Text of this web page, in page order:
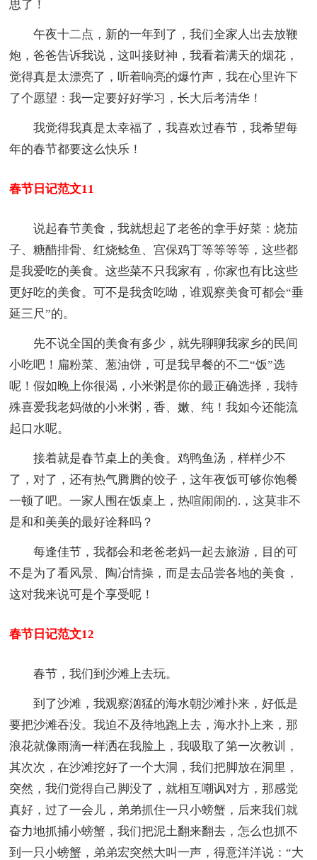
思了！
午夜十二点，新的一年到了，我们全家人出去放鞭
炮，爸爸告诉我说，这叫接财神，我看着满天的烟花，
觉得真是太漂亮了，听着响亮的爆竹声，我在心里许下
了个愿望：我一定要好好学习，长大后考清华！
我觉得我真是太幸福了，我喜欢过春节，我希望每
年的春节都要这么快乐！
春节日记范文11
说起春节美食，我就想起了老爸的拿手好菜：烧茄
子、糖醋排骨、红烧鲶鱼、宫保鸡丁等等等等，这些都
是我爱吃的美食。这些菜不只我家有，你家也有比这些
更好吃的美食。可不是我贪吃呦，谁观察美食可都会“垂
延三尺”的。
先不说全国的美食有多少，就先聊聊我家乡的民间
小吃吧！扁粉菜、葱油饼，可是我早餐的不二“饭”选
呢！假如晚上你很渴，小米粥是你的最正确选择，我特
殊喜爱我老妈做的小米粥，香、嫩、纯！我如今还能流
起口水呢。
接着就是春节桌上的美食。鸡鸭鱼汤，样样少不
了，对了，还有热气腾腾的饺子，这年夜饭可够你饱餐
一顿了吧。一家人围在饭桌上，热喧闹闹的.，这莫非不
是和和美美的最好诠释吗？
每逢佳节，我都会和老爸老妈一起去旅游，目的可
不是为了看风景、陶冶情操，而是去品尝各地的美食，
这对我来说可是个享受呢！
春节日记范文12
春节，我们到沙滩上去玩。
到了沙滩，我观察汹猛的海水朝沙滩扑来，好低是
要把沙滩吞没。我迫不及待地跑上去，海水扑上来，那
浪花就像雨滴一样洒在我脸上，我吸取了第一次教训，
其次次，在沙滩挖好了一个大洞，我们把脚放在洞里，
突然，我们觉得自己脚没了，就相互嘲讽对方，那感觉
真好，过了一会儿，弟弟抓住一只小螃蟹，后来我们就
奋力地抓捕小螃蟹，我们把泥土翻来翻去，怎么也抓不
到一只小螃蟹，弟弟宏突然大叫一声，得意洋洋说：“大